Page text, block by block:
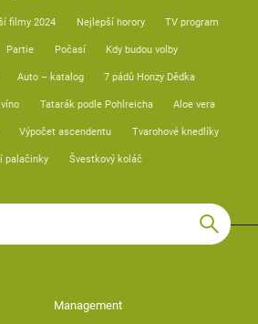
filmy 2024 Nejlepší horory TV program
Partie Počasí Kdy budou volby
Auto – katalog 7 pádů Honzy Dědka
Tatarák podle Pohlreicha Aloe vera
Výpočet ascendentu Tvarohové knedlíky
palačinky Švestkový koláč
Management